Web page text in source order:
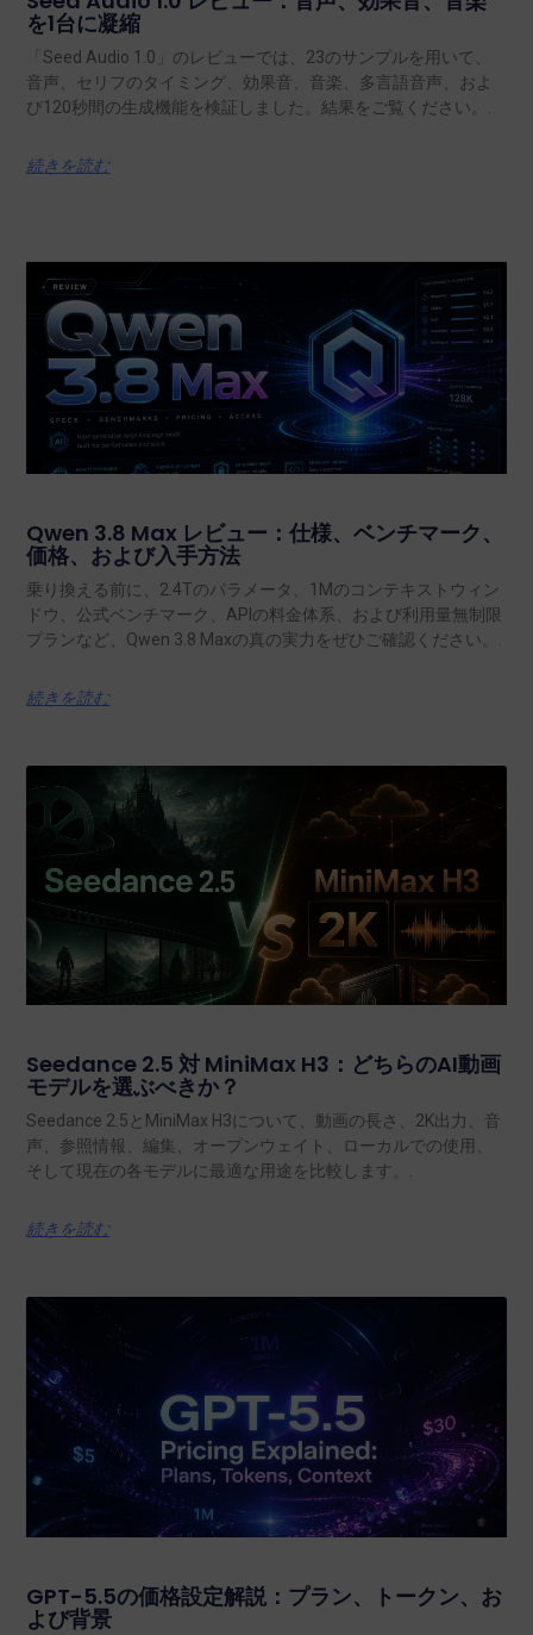
を1台に凝縮
「Seed Audio 1.0」のレビューでは、23のサンプルを用いて、
音声、セリフのタイミング、効果音、音楽、多言語音声、およ
び120秒間の生成機能を検証しました。結果をご覧ください。.
続きを読む
Qwen 3.8 Max レビュー：仕様、ベンチマーク、
価格、および入手方法
乗り換える前に、2.4Tのパラメータ、1Mのコンテキストウィン
ドウ、公式ベンチマーク、APIの料金体系、および利用量無制限
プランなど、Qwen 3.8 Maxの真の実力をぜひご確認ください。.
続きを読む
Seedance 2.5 対 MiniMax H3：どちらのAI動画
モデルを選ぶべきか？
Seedance 2.5とMiniMax H3について、動画の長さ、2K出力、音
声、参照情報、編集、オープンウェイト、ローカルでの使用、
そして現在の各モデルに最適な用途を比較します。.
続きを読む
GPT-5.5の価格設定解説：プラン、トークン、お
よび背景